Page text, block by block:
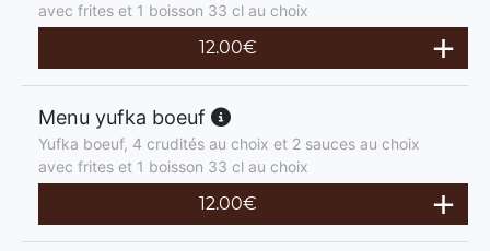
avec frites et 1 boisson 33 cl au choix
12.00€
Menu yufka boeuf
Yufka boeuf, 4 crudités au choix et 2 sauces au choix
avec frites et 1 boisson 33 cl au choix
12.00€